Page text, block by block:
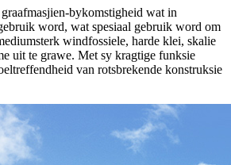
bykomstigheid wat in
word, wat spesiaal gebruik word om
windfossiele, harde klei, skalie
uit te grawe. Met sy kragtige funksie
van rotsbrekende konstruksie